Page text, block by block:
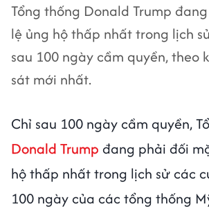
Tổng thống Donald Trump
lệ ủng hộ thấp nhất trong lịch
sau 100 ngày cầm quyền, theo
sát mới nhất.
Chỉ sau 100 ngày cầm quyền,
Donald Trump đang phải đối
hộ thấp nhất trong lịch sử các
100 ngày của các tổng thống